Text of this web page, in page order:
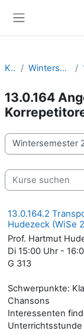
Kurse Wintersemester 2025/26
13.0.164
Kursbereiche
Kurse suchen
13.0.164.2
Hudezeck (WiSe
Prof. Hartmut
Di 15:00 Uhr -
G 313
Schwerpunkte:
Chansons
Interessenten
Unterrichtsstunde